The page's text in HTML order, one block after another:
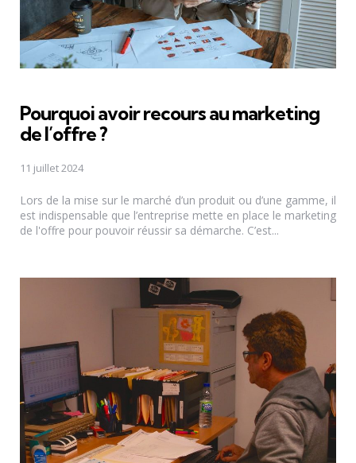
Pourquoi avoir recours au marketing
de l’offre ?
11 juillet 2024
Lors de la mise sur le marché d’un produit ou d’une gamme, il
est indispensable que l’entreprise mette en place le marketing
de l'offre pour pouvoir réussir sa démarche. C’est...